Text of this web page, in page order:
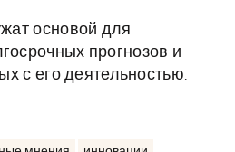
основой для
прогнозов и
с его деятельностью.